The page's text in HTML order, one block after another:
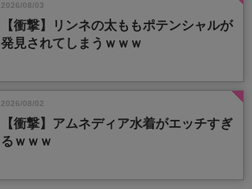
2026/08/03
【衝撃】リンネの太ももポテンシャルが
発見されてしまうｗｗｗ
2026/08/02
【衝撃】アムネディア水着がエッチすぎ
るｗｗｗ